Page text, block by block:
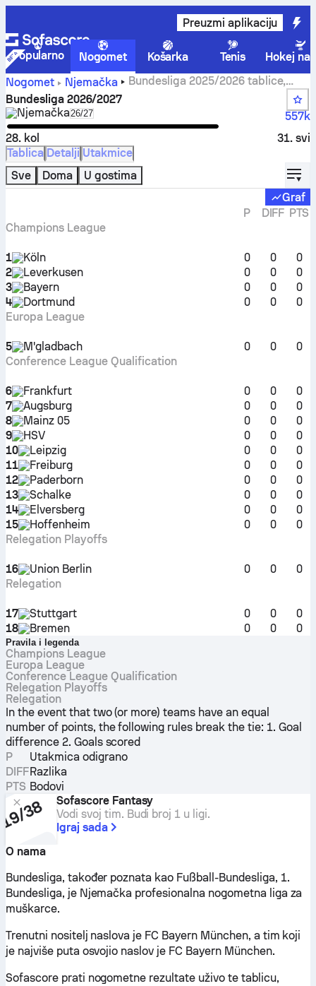
Preuzmi aplikaciju
Popularno Nogomet Košarka Tenis
Hokej na
Nogomet
Njemačka
Bundesliga 2025/2026 tablice,
raspored, utakmice i statistike
Bundesliga 2026/2027
NjemačkaSelect season in unique tournament header
26/27
557k
28. kol
31. svi
Tablica Detalji Utakmice
Sve
Doma U gostima
Graf
P
DIFF PTS
Champions League
1 Köln 0 0
0
2
Leverkusen 0 0
0
3
Bayern 0 0
0
4
Dortmund 0 0
0
Europa League
5 M'gladbach 0 0
0
Conference League Qualification
6 Frankfurt 0 0
0
7
Augsburg 0 0
0
8
Mainz 05 0 0
0
9
HSV 0 0
0
10
Leipzig 0 0
0
11
Freiburg 0 0
0
12
Paderborn 0 0
0
13
Schalke 0 0
0
14
Elversberg 0 0
0
15
Hoffenheim 0 0
0
Relegation Playoffs
16 Union Berlin 0 0
0
Relegation
17 Stuttgart 0 0
0
18
Bremen 0 0 0
Pravila i legenda
Champions League
Europa League
Conference League Qualification
Relegation Playoffs
Relegation
In the event that two (or more) teams have an equal
number of points, the following rules break the tie: 1. Goal
difference 2. Goals scored
P
Utakmica odigrano
DIFFRazlika
PTS Bodovi
Sofascore Fantasy
Vodi svoj tim. Budi broj 1 u ligi.
Igraj sada
O nama
Bundesliga, također poznata kao Fußball-Bundesliga, 1.
Bundesliga, je Njemačka profesionalna nogometna liga za
muškarce.
Trenutni nositelj naslova je FC Bayern München, a tim koji
je najviše puta osvojio naslov je FC Bayern München.
Sofascore prati nogometne rezultate uživo te tablicu,